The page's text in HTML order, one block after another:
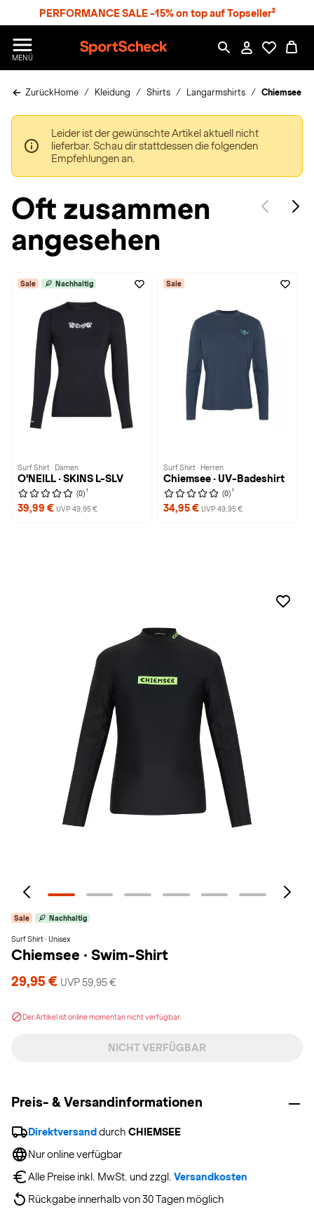
PERFORMANCE SALE -15% on top auf Topseller²
MENÜ
p
r
c
h
e
ZurückHome Kleidung Shirts Langarmshirts Chiemsee
Leider ist der gewünschte Artikel aktuell nicht
lieferbar. Schau dir stattdessen die folgenden
Empfehlungen an.
Oft zusammen
angesehen
Sale Nachhaltig
Surf Shirt · Damen
O'NEILL · SKINS L-SLV
(0) 1
39,99 € UVP 49,95 €
Sale
Surf Shirt · Herren
Chiemsee · UV-Badeshirt
(0) 1
34,95 € UVP 49,95 €
Sale Nachhaltig
Surf Shirt · Unisex
Chiemsee · Swim-Shirt
29,95 € UVP 59,95 €
Der Artikel ist online momentan nicht verfügbar.
NICHT VERFÜGBAR
Preis- & Versandinformationen
Direktversand durch CHIEMSEE
Nur online verfügbar
Alle Preise inkl. MwSt. und zzgl. Versandkosten
Rückgabe innerhalb von 30 Tagen möglich